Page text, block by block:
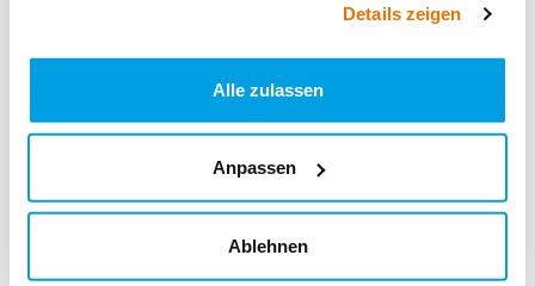
Details zeigen
Alle zulassen
Anpassen
Ablehnen